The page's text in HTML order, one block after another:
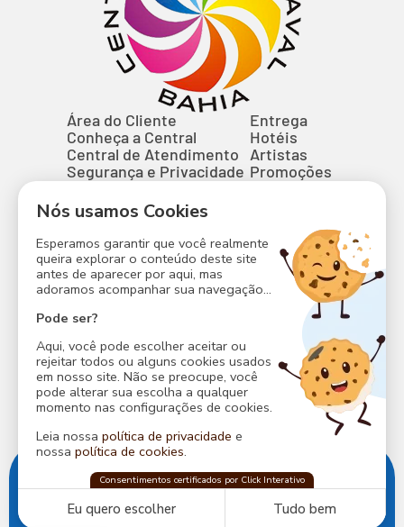
Área do Cliente
Conheça a Central
Central de Atendimento
Segurança e Privacidade
Entrega de Abadás
Perguntas Frequentes
Contato
Blocos
Camarotes
Entrega
Hotéis
Artistas
Promoções
Formas de Pagamento
(71) 3797-6100
(71) 99338-6100
Caminho das Árvores, Salvador/ BA.
CNPJ: 03.951.956/0001-67
Nós usamos Cookies
Esperamos garantir que você realmente
queira explorar o conteúdo deste site
antes de aparecer por aqui, mas
adoramos acompanhar sua navegação...
Pode ser?
Aqui, você pode escolher aceitar ou
rejeitar todos ou alguns cookies usados
em nosso site. Não se preocupe, você
pode alterar sua escolha a qualquer
momento nas configurações de cookies.
Leia nossa política de privacidade e
nossa política de cookies.
Consentimentos certificados por Click Interativo
Central do Carnavalconfia naClick Interativo para proteger
Eu quero escolher Tudo bem